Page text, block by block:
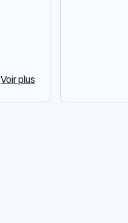
Voir plus